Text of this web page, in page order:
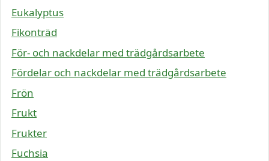
Eukalyptus
Fikonträd
För- och nackdelar med trädgårdsarbete
Fördelar och nackdelar med trädgårdsarbete
Frön
Frukt
Frukter
Fuchsia